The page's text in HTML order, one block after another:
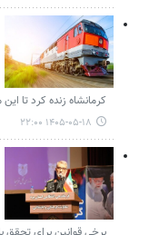
کرمانشاه زنده کرد تا
۱۴۰۵-۰۵-۱۸ ۲۲:۰۰